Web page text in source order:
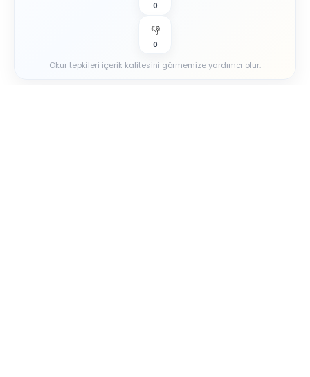
0
👎
0
Okur tepkileri içerik kalitesini görmemize yardımcı olur.